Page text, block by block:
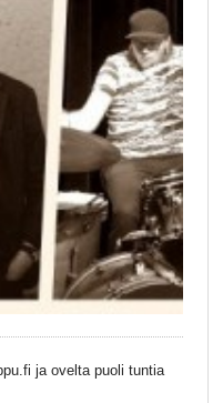
ja ovelta puoli tuntia